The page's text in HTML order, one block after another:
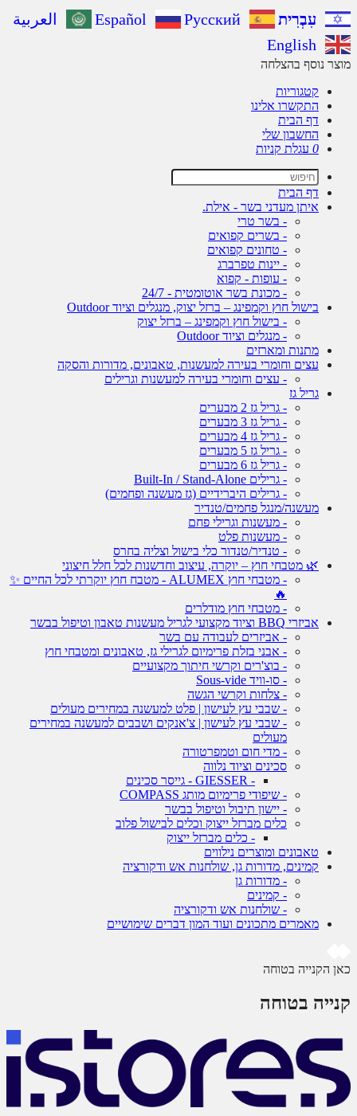
עִבְרִית Español Русский
العربية
English
מוצר נוסף בהצלחה
קטגוריות
התקשרו אלינו
דף הבית
החשבון שלי
0 עגלת קניות
דף הבית
איתן מעדני בשר - אילת.
- בשר טרי
- בשרים קפואים
- טחונים קפואים
- יינות טפרברג
- עופות - קפוא
- מכונת בשר אוטומטית - 24/7
בישול חוץ וקמפינג – ברזל יצוק, מנגלים וציוד Outdoor
- בישול חוץ וקמפינג – ברזל יצוק
- מנגלים וציוד Outdoor
מתנות ומארזים
עצים וחומרי בעירה למעשנות, טאבונים, מדורות והסקה
- עצים וחומרי בעירה למעשנות וגרילים
גריל גז
- גריל גז 2 מבערים
- גריל גז 3 מבערים
- גריל גז 4 מבערים
- גריל גז 5 מבערים
- גריל גז 6 מבערים
- גרילים Built-In / Stand-Alone
- גרילים היברידיים (גז מעשנה ופחמים)
מעשנה/מנגל פחמים/טנדיר
- מעשנות וגרילי פחם
- מעשנות פלט
- טנדיר/טנדור כלי בישול וצליה בחרס
🌿 מטבחי חוץ – יוקרה, עיצוב וחדשנות לכל חלל חיצוני
- מטבחי חוץ ALUMEX - מטבח חוץ יוקרתי לכל החיים ✨
🔥
- מטבחי חוץ מודלרים
אביזרי BBQ וציוד מקצועי לגריל מעשנות טאבון וטיפול בבשר
- אביזרים לעבודה עם בשר
- אבני בזלת פרימיום לגרילי גז, טאבונים ומטבחי חוץ
- בוצ'רים וקרשי חיתוך מקצועיים
- סו-וויד Sous-vide
- צלחות וקרשי הגשה
- שבבי עץ לעישון | פלט למעשנה במחירים מעולים
- שבבי עץ לעישון | צ'אנקים ושבבים למעשנה במחירים
מעולים
- מדי חום וטמפרטורה
סכינים וציוד נלווה
- GIESSER - גייסר סכינים
- שיפודי פרימיום מותג COMPASS
- יישון תיבול וטיפול בבשר
כלים מברזל ייצוק וכלים לבישול פלוב
- כלים מברזל ייצוק
טאבונים ומוצרים נילווים
קמינים, מדורות גן, שולחנות אש ודקורציה
- מדורות גן
- קמינים
- שולחנות אש ודקורציה
מאמרים מתכונים ועוד המון דברים שימושיים
כאן הקנייה בטוחה
קנייה בטוחה